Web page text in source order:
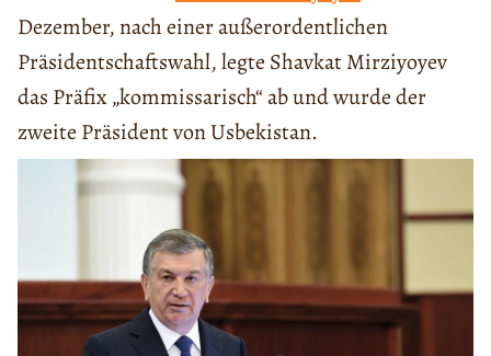
Dezember, nach einer außerordentlichen
Präsidentschaftswahl, legte Shavkat Mirziyoyev
das Präfix „kommissarisch“ ab und wurde der
zweite Präsident von Usbekistan.